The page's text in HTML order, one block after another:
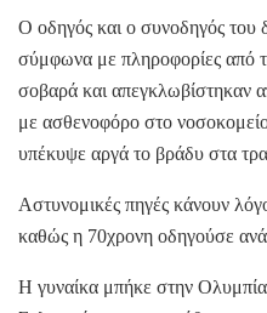
Ο οδηγός και ο συνοδηγός του
σύμφωνα με πληροφορίες από
σοβαρά και απεγκλωβίστηκαν
με ασθενοφόρο στο
υπέκυψε αργά το βράδυ στα
Αστυνομικές πηγές κάνουν
καθώς η 70χρονη οδηγούσε
Η γυναίκα μπήκε στην